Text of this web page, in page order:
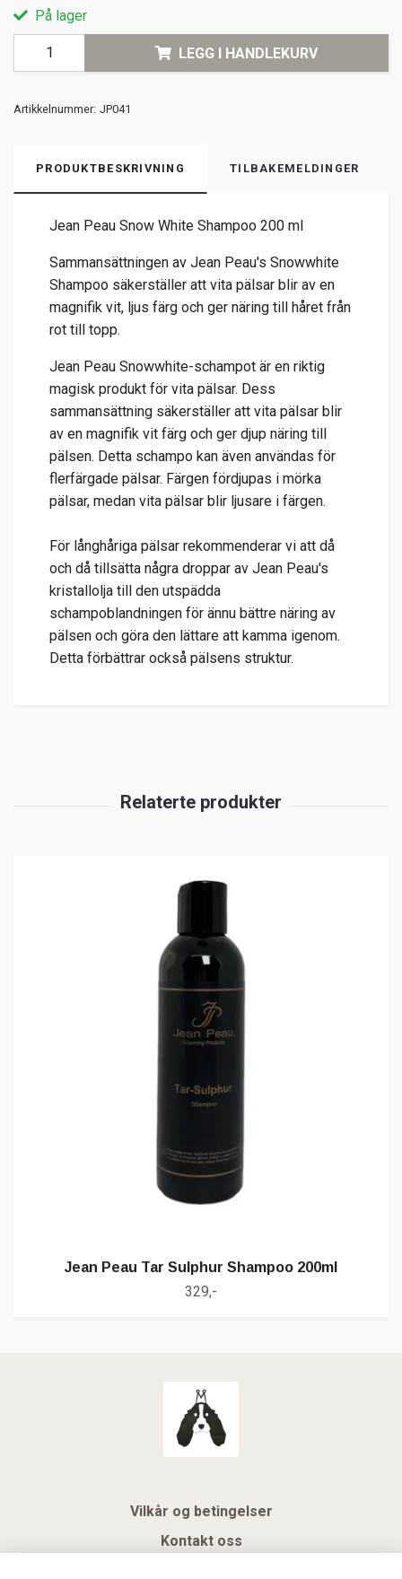
På lager
LEGG I HANDLEKURV
Artikkelnummer: JP041
PRODUKTBESKRIVNING TILBAKEMELDINGER
Jean Peau Snow White Shampoo 200 ml
Sammansättningen av Jean Peau's Snowwhite
Shampoo säkerställer att vita pälsar blir av en
magnifik vit, ljus färg och ger näring till håret från
rot till topp.
Jean Peau Snowwhite-schampot är en riktig
magisk produkt för vita pälsar. Dess
sammansättning säkerställer att vita pälsar blir
av en magnifik vit färg och ger djup näring till
pälsen. Detta schampo kan även användas för
flerfärgade pälsar. Färgen fördjupas i mörka
pälsar, medan vita pälsar blir ljusare i färgen.
För långhåriga pälsar rekommenderar vi att då
och då tillsätta några droppar av Jean Peau's
kristallolja till den utspädda
schampoblandningen för ännu bättre näring av
pälsen och göra den lättare att kamma igenom.
Detta förbättrar också pälsens struktur.
Jean Peau Tar Sulphur Shampoo 200ml
329,-
Vilkår og betingelser
Kontakt oss